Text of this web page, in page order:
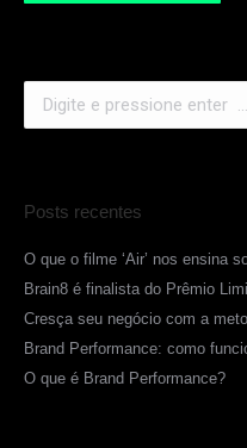
Posts recentes
O que o filme ‘Air’ nos ensina
Brain8 é finalista do Prêmio
Cresça seu negócio com a
Brand Performance: como
O que é Brand Performance?